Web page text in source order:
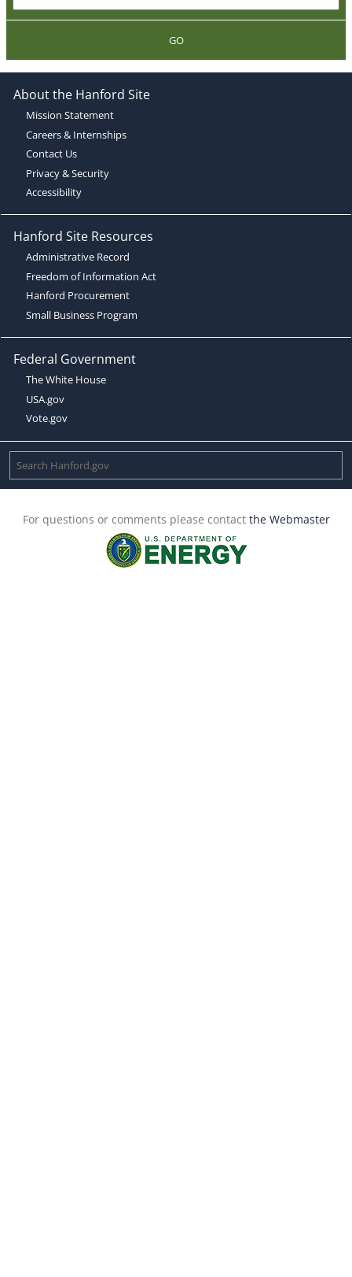
GO
About the Hanford Site
Mission Statement
Careers & Internships
Contact Us
Privacy & Security
Accessibility
Hanford Site Resources
Administrative Record
Freedom of Information Act
Hanford Procurement
Small Business Program
Federal Government
The White House
USA.gov
Vote.gov
For questions or comments please contact the Webmaster